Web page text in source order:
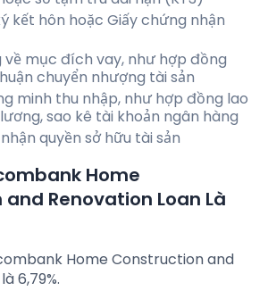
kết hôn hoặc Giấy chứng nhận
về mục đích vay, như hợp đồng
chuyển nhượng tài sản
minh thu nhập, như hợp đồng lao
sao kê tài khoản ngân hàng
quyền sở hữu tài sản
Home
Renovation Loan Là
Home Construction and
6,79%.